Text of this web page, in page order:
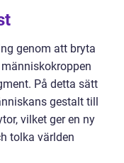
genom att bryta
På detta sätt
gestalt till
vilket ger en ny
tolka världen